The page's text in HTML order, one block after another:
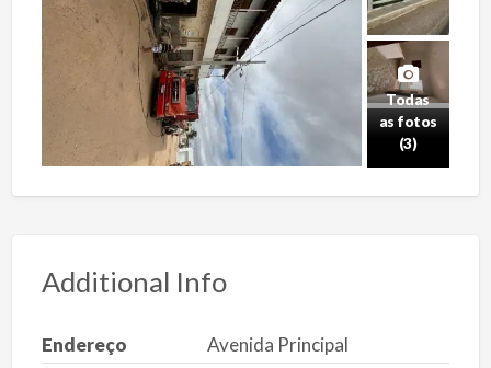
Todas
as fotos
(3)
Additional Info
Endereço
Avenida Principal